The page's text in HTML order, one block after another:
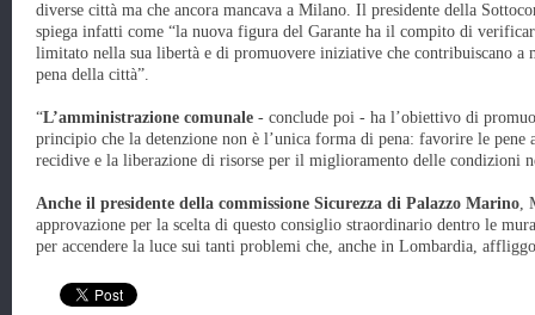
diverse città ma che ancora mancava a Milano. Il presidente della
spiega infatti come “la nuova figura del Garante ha il compito di
limitato nella sua libertà e di promuovere iniziative che contribuiscano
pena della città”.
“L’amministrazione comunale - conclude poi - ha l’obiettivo di
principio che la detenzione non è l’unica forma di pena: favorire le pene
recidive e la liberazione di risorse per il miglioramento delle condizioni
Anche il presidente della commissione Sicurezza di Palazzo Marino,
approvazione per la scelta di questo consiglio straordinario dentro le
per accendere la luce sui tanti problemi che, anche in Lombardia,